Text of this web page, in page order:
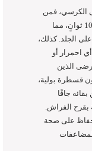
الكرسي، فمن
المهم رفع الجسم كل 10 إلى 20 دقيقة لمدة 10 ثوانٍ، مما
الجلد. كذلك،
احمرار أو
الذين
قسطرة بولية،
جافًا
بقرح الفراش.
على صحة